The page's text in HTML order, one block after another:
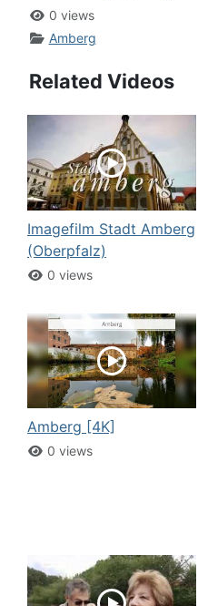
0 views
Amberg
Related Videos
Imagefilm Stadt Amberg
(Oberpfalz)
0 views
Amberg [4K]
0 views